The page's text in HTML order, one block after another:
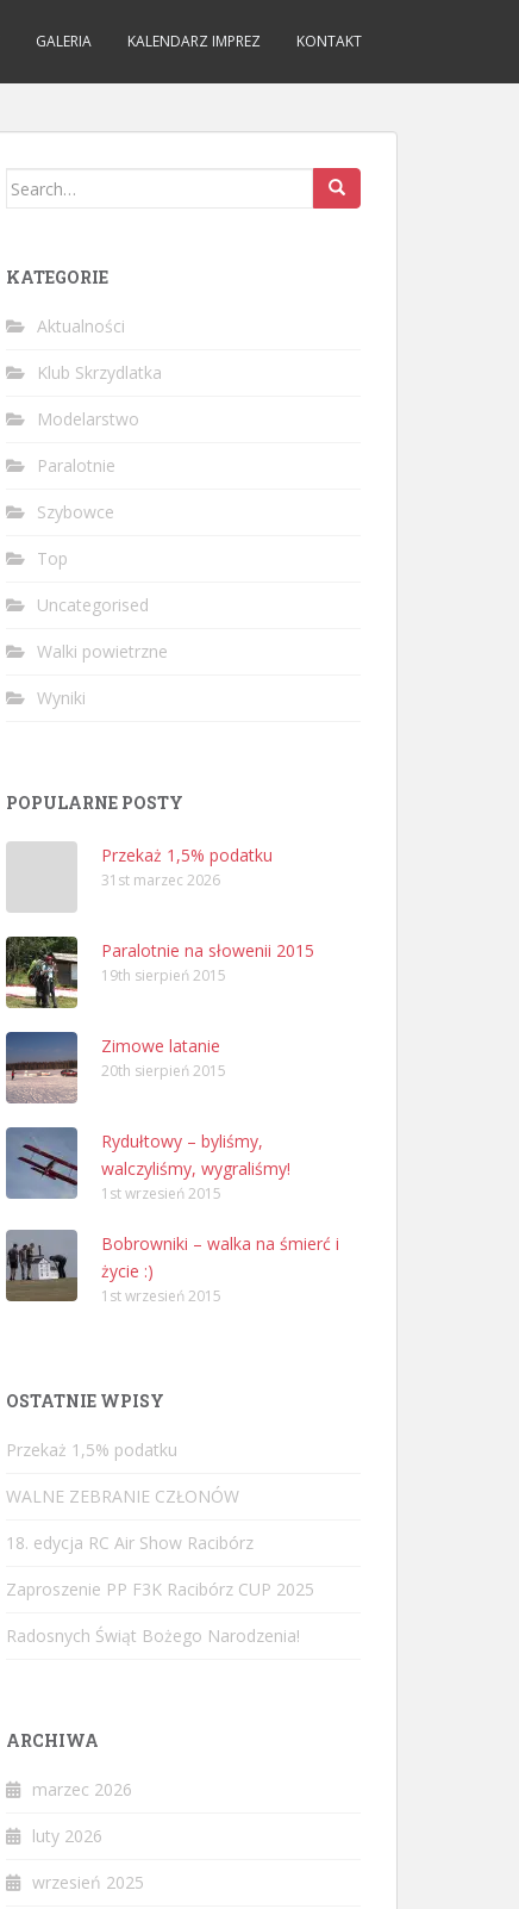
GALERIA KALENDARZ IMPREZ KONTAKT
Search
KATEGORIE
Aktualności
Klub Skrzydlatka
Modelarstwo
Paralotnie
Szybowce
Top
Uncategorised
Walki powietrzne
Wyniki
POPULARNE POSTY
Przekaż 1,5% podatku
31st marzec 2026
Paralotnie na słowenii 2015
19th sierpień 2015
Zimowe latanie
20th sierpień 2015
Rydułtowy – byliśmy,
walczyliśmy, wygraliśmy!
1st wrzesień 2015
Bobrowniki – walka na śmierć i
życie :)
1st wrzesień 2015
OSTATNIE WPISY
Przekaż 1,5% podatku
WALNE ZEBRANIE CZŁONÓW
18. edycja RC Air Show Racibórz
Zaproszenie PP F3K Racibórz CUP 2025
Radosnych Świąt Bożego Narodzenia!
ARCHIWA
marzec 2026
luty 2026
wrzesień 2025